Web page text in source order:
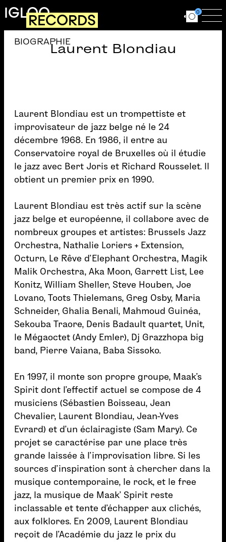
Aller au contenu principal
IGLOORECORDS Ouvrir le
0
Laurent Blondiau
BIOGRAPHIE
Laurent Blondiau est un trompettiste et
improvisateur de jazz belge né le 24
décembre 1968. En 1986, il entre au
Conservatoire royal de Bruxelles où il étudie
le jazz avec Bert Joris et Richard Rousselet. Il
obtient un premier prix en 1990.
Laurent Blondiau est très actif sur la scène
jazz belge et européenne, il collabore avec de
nombreux groupes et artistes: Brussels Jazz
Orchestra, Nathalie Loriers + Extension,
Octurn, Le Rêve d’Elephant Orchestra, Magik
Malik Orchestra, Aka Moon, Garrett List, Lee
Konitz, William Sheller, Steve Houben, Joe
Lovano, Toots Thielemans, Greg Osby, Maria
Schneider, Ghalia Benali, Mahmoud Guinéa,
Sekouba Traore, Denis Badault quartet, Unit,
le Mégaoctet (Andy Emler), Dj Grazzhopa big
band, Pierre Vaiana, Baba Sissoko.
En 1997, il monte son propre groupe, Maak’s
Spirit dont l’effectif actuel se compose de 4
musiciens (Sébastien Boisseau, Jean
Chevalier, Laurent Blondiau, Jean-Yves
Evrard) et d’un éclairagiste (Sam Mary). Ce
projet se caractérise par une place très
grande laissée à l’improvisation libre. Si les
sources d’inspiration sont à chercher dans la
musique contemporaine, le rock, et le free
jazz, la musique de Maak’ Spirit reste
inclassable et tente d’échapper aux clichés,
aux folklores. En 2009, Laurent Blondiau
reçoit de l’Académie du jazz le prix du